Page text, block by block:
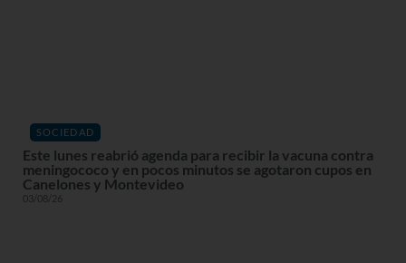
SOCIEDAD
Este lunes reabrió agenda para recibir la vacuna contra
meningococo y en pocos minutos se agotaron cupos en
Canelones y Montevideo
03/08/26